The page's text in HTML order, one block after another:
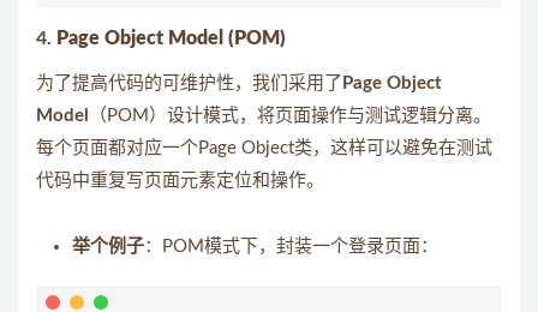
4. Page Object Model (POM)
为了提高代码的可维护性，我们采用了 Page Object
Model
（POM）设计模式，将页面操作与测试逻辑分离。
每个页面都对应一个Page Object类，这样可以避免在测试
代码中重复写页面元素定位和操作。
举个例子：POM模式下，封装一个登录页面：